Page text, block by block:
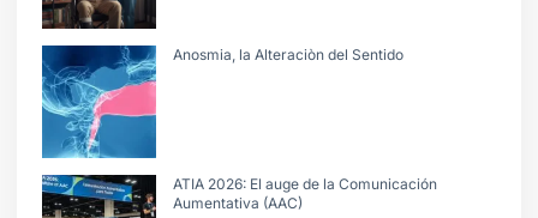
Anosmia, la Alteraciòn del Sentido
ATIA 2026: El auge de la Comunicación
Aumentativa (AAC)